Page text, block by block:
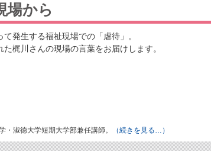
場から
発生する福祉現場での「虐待」。
梶川さんの現場の言葉をお届けします。
・淑徳大学短期大学部兼任講師。 （続きを見る…）